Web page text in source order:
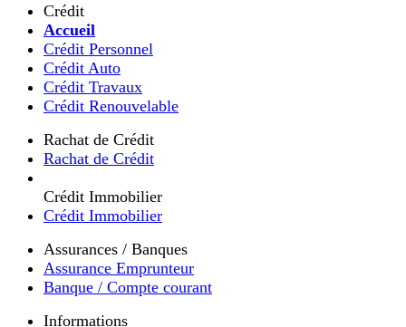
Crédit
Accueil
Crédit Personnel
Crédit Auto
Crédit Travaux
Crédit Renouvelable
Rachat de Crédit
Rachat de Crédit
Crédit Immobilier
Crédit Immobilier
Assurances / Banques
Assurance Emprunteur
Banque / Compte courant
Informations